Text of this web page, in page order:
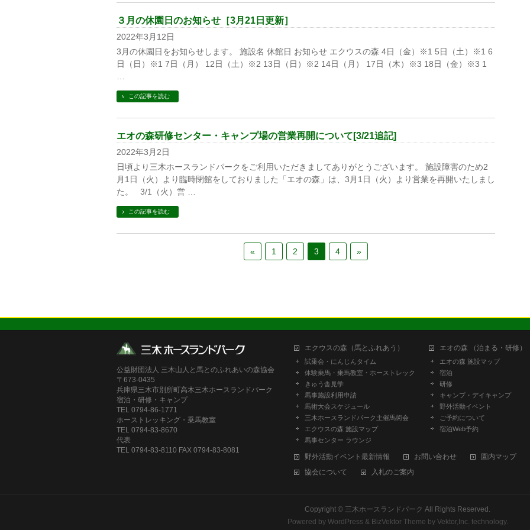
３月の休園日のお知らせ［3月21日更新］
2022年3月12日
3月の休園日をお知らせします。 施設名 休館日 お知らせ エクウスの森 4日（金）※1 5日（土）※1 6
日（日）※1 7日（月） 12日（土）※2 13日（日）※2 14日（月） 17日（木）※3 18日（金）※3 1
この記事を読む
エオの森研修センター・キャンプ場の営業再開について[3/21追記]
2022年3月2日
日頃より三木ホースランドパークをご利用いただきましてありがとうございます。 施設障害のため2
月1日（火）より臨時閉館をしておりました「エオの森」は、3月1日（火）より営業を再開いたしまし
た。 3/1（火）営 …
この記事を読む
« 1 2 3 4 »
公益財団法人 三木山人と馬とのふれあいの森協会
〒673-0435
兵庫県三木市別所町高木三木ホースランドパーク
宿泊・研修・キャンプ
TEL 0794-86-1771
ホーストレッキング・乗馬教室
TEL 0794-83-8670
代表
TEL 0794-83-8110 FAX 0794-83-8081
エクウスの森（馬とふれあう）
試乗会・にんじんタイム
体験乗馬・乗馬教室・ホーストレック
きゅう舎見学
馬事施設利用申請
馬術大会スケジュール
三木ホースランドパーク主催馬術会
エクウスの森 施設マップ
馬事センター ラウンジ
エオの森 （泊まる・研修）
エオの森 施設マップ
宿泊
研修
キャンプ・デイキャンプ
野外活動イベント
ご予約について
宿泊Web予約
野外活動イベント最新情報 お問い合わせ 園内マップ
協会について
入札のご案内
Copyright © 三木ホースランドパーク All Rights Reserved.
Powered by WordPress & BizVektor Theme by Vektor,Inc. technology.